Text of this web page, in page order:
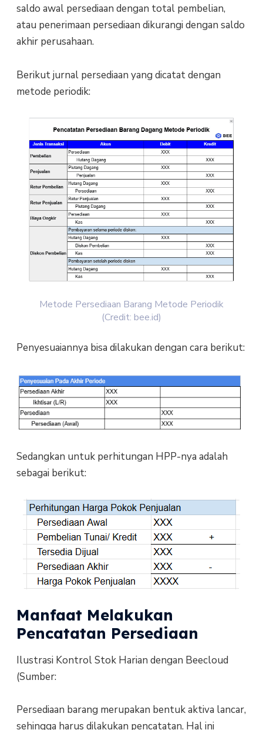
saldo awal persediaan dengan total pembelian,
atau penerimaan persediaan dikurangi dengan saldo
akhir perusahaan.
Berikut jurnal persediaan yang dicatat dengan
metode periodik:
Metode Persediaan Barang Metode Periodik
(Credit: bee.id)
Penyesuaiannya bisa dilakukan dengan cara berikut:
Sedangkan untuk perhitungan HPP-nya adalah
sebagai berikut:
Manfaat Melakukan
Pencatatan Persediaan
Ilustrasi Kontrol Stok Harian dengan Beecloud
(Sumber:
Persediaan barang merupakan bentuk aktiva lancar,
sehingga harus dilakukan pencatatan. Hal ini